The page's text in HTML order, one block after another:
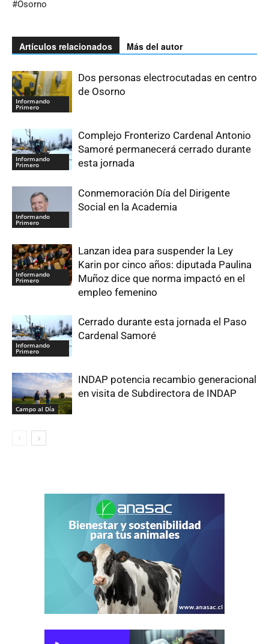
#Osorno
Artículos relacionados Más del autor
Informando
Primero
Dos personas electrocutadas en centro
de Osorno
Informando
Primero
Complejo Fronterizo Cardenal Antonio
Samoré permanecerá cerrado durante
esta jornada
Informando
Primero
Conmemoración Día del Dirigente
Social en la Academia
Informando
Primero
Lanzan idea para suspender la Ley
Karin por cinco años: diputada Paulina
Muñoz dice que norma impactó en el
empleo femenino
Informando
Primero
Cerrado durante esta jornada el Paso
Cardenal Samoré
Campo al Día
INDAP potencia recambio generacional
en visita de Subdirectora de INDAP